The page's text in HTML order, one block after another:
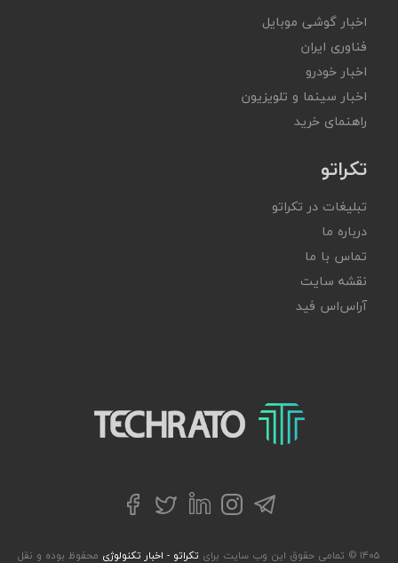
اخبار گوشی موبایل
فناوری ایران
اخبار خودرو
اخبار سینما و تلویزیون
راهنمای خرید
تکراتو
تبلیغات در تکراتو
درباره ما
تماس با ما
نقشه سایت
آر‌اس‌اس فید
تکراتو – زندگی با تکنولوژی
تلگراماینستاگرام
لینکداینتوییترفیسبوک
۱۴۰۵ © تمامی حقوق این وب سایت برای تکراتو - اخبار تکنولوژی محفوظ بوده و نقل